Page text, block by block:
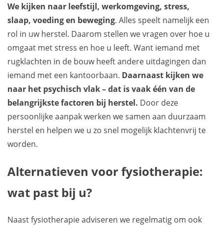
We kijken naar leefstijl, werkomgeving, stress,
slaap, voeding en beweging. Alles speelt namelijk een
rol in uw herstel. Daarom stellen we vragen over hoe u
omgaat met stress en hoe u leeft. Want iemand met
rugklachten in de bouw heeft andere uitdagingen dan
iemand met een kantoorbaan. Daarnaast kijken we
naar het psychisch vlak – dat is vaak één van de
belangrijkste factoren bij herstel. Door deze
persoonlijke aanpak werken we samen aan duurzaam
herstel en helpen we u zo snel mogelijk klachtenvrij te
worden.
Alternatieven voor fysiotherapie:
wat past bij u?
Naast fysiotherapie adviseren we regelmatig om ook